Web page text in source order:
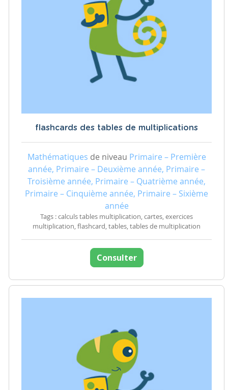
flashcards des tables de multiplications
Mathématiques de niveau Primaire – Première
année, Primaire – Deuxième année, Primaire –
Troisième année, Primaire – Quatrième année,
Primaire – Cinquième année, Primaire – Sixième
année
Tags : calculs tables multiplication, cartes, exercices
multiplication, flashcard, tables, tables de multiplication
Consulter